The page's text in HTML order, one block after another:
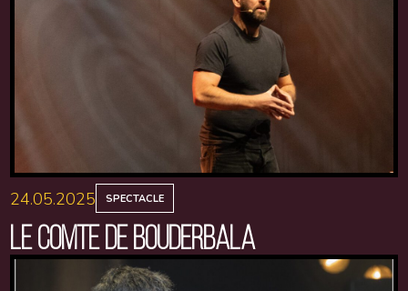
24.05.2025 SPECTACLE
LE COMTE DE BOUDERBALA